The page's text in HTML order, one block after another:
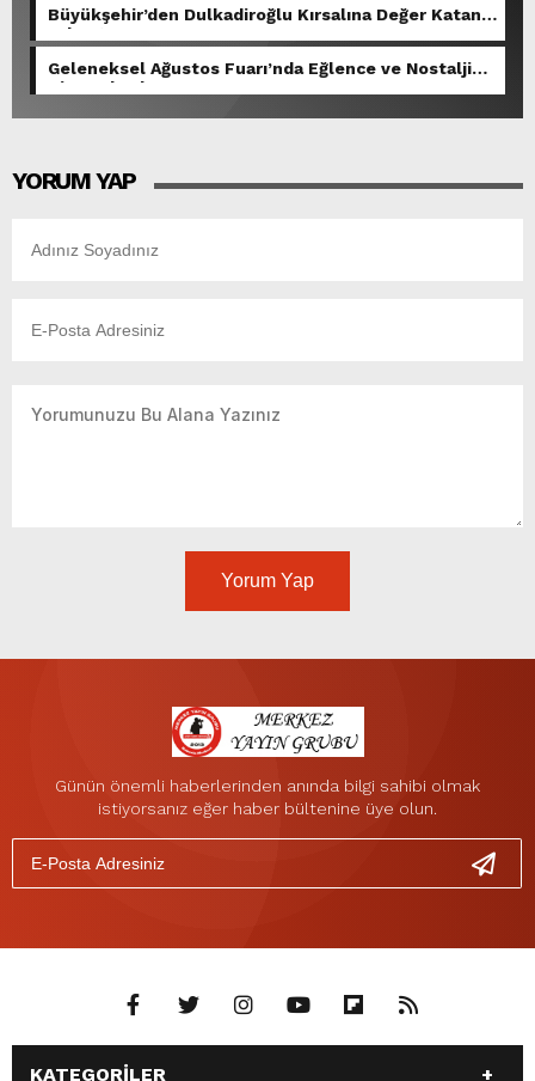
Büyükşehir’den Dulkadiroğlu Kırsalına Değer Katan
Yol Yatırımı.
Geleneksel Ağustos Fuarı’nda Eğlence ve Nostalji
Bir Aradaydı.
YORUM YAP
Yorum Yap
Günün önemli haberlerinden anında bilgi sahibi olmak
istiyorsanız eğer haber bültenine üye olun.
KATEGORİLER